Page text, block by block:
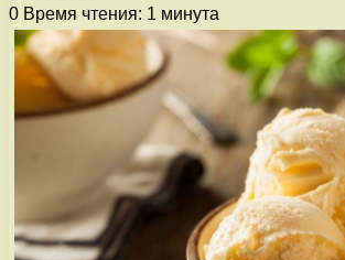
0 Время чтения: 1 минута